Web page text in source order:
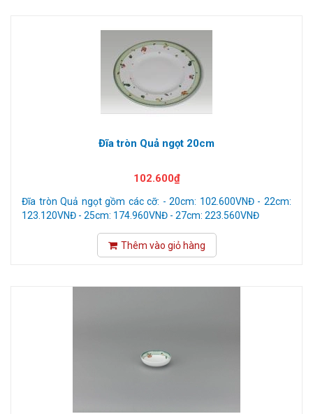
Đĩa tròn Quả ngọt 20cm
102.600₫
Đĩa tròn Quả ngọt gồm các cỡ: - 20cm: 102.600VNĐ - 22cm:
123.120VNĐ - 25cm: 174.960VNĐ - 27cm: 223.560VNĐ
Thêm vào giỏ hàng